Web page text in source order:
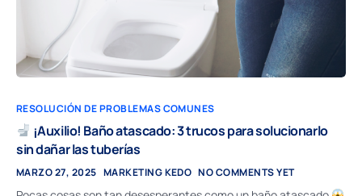
RESOLUCIÓN DE PROBLEMAS COMUNES
¡Auxilio! Baño atascado: 3 trucos para solucionarlo
sin dañar las tuberías
MARZO 27, 2025 MARKETING KEDO NO COMMENTS YET